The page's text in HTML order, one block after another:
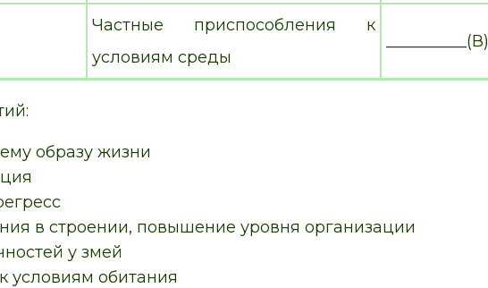
Частные приспособления к
условиям среды
__________(В)
образу жизни
в строении, повышение уровня организации
у змей
условиям обитания